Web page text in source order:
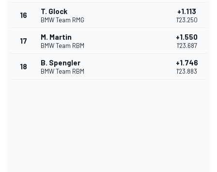
16 T. Glock
BMW Team RMG
+1.113
1'23.250
17 M. Martin
BMW Team RBM
+1.550
1'23.687
18 B. Spengler
BMW Team RBM
+1.746
1'23.883